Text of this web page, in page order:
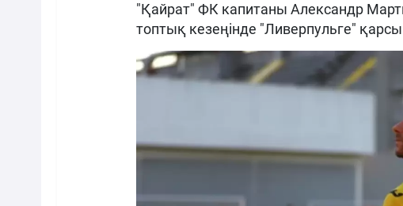
"Қайрат" ФК капитаны Александр
топтық кезеңінде "Ливерпульге"